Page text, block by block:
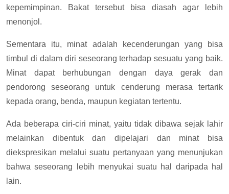
kepemimpinan. Bakat tersebut bisa diasah agar lebih
menonjol.
Sementara itu, minat adalah kecenderungan yang bisa
timbul di dalam diri seseorang terhadap sesuatu yang baik.
Minat dapat berhubungan dengan daya gerak dan
pendorong seseorang untuk cenderung merasa tertarik
kepada orang, benda, maupun kegiatan tertentu.
Ada beberapa ciri-ciri minat, yaitu tidak dibawa sejak lahir
melainkan dibentuk dan dipelajari dan minat bisa
diekspresikan melalui suatu pertanyaan yang menunjukan
bahwa seseorang lebih menyukai suatu hal daripada hal
lain.